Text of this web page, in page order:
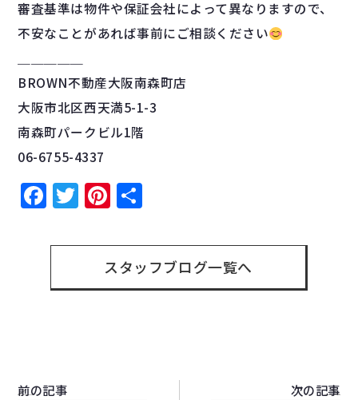
審査基準は物件や保証会社によって異なりますので、
不安なことがあれば事前にご相談ください
BROWN不動産大阪南森町店
大阪市北区西天満5-1-3
南森町パークビル1階
06-6755-4337
Facebook
Twitter
Pinterest
スタッフブログ一覧へ
前の記事 次の記事